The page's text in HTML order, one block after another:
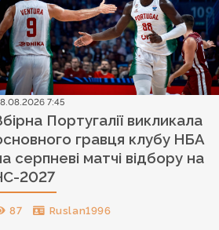
7:45
Португалії викликала
гравця клубу НБА
серпневі матчі відбору на
2027
87 Ruslan1996